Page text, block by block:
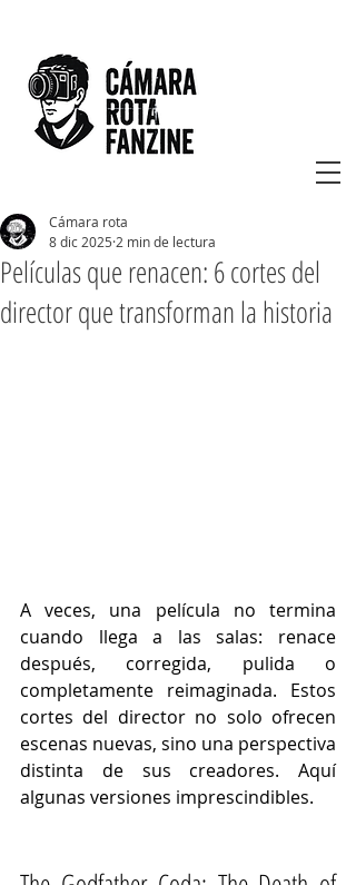
Películas que renacen: 6 cortes del
director que transforman la historia
Cámara rota
8 dic 2025 2 min de lectura
A veces, una película no termina
cuando llega a las salas: renace
después, corregida, pulida o
completamente reimaginada. Estos
cortes del director no solo ofrecen
escenas nuevas, sino una perspectiva
distinta de sus creadores. Aquí
algunas versiones imprescindibles.